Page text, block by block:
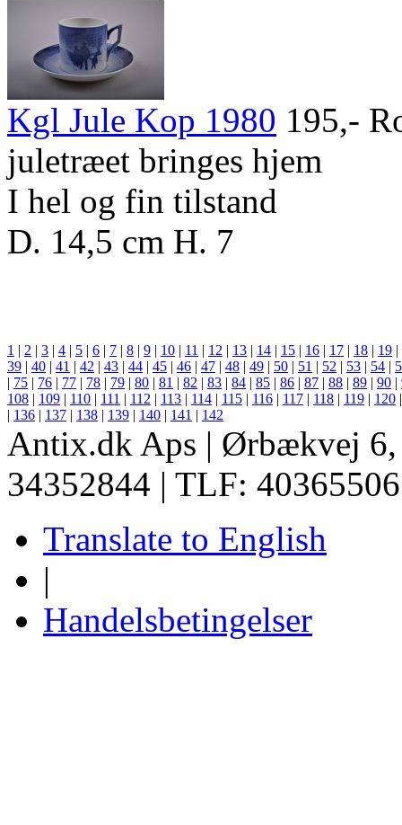
Kgl Jule Kop 1980 195,-
juletræet bringes hjem
I hel og fin tilstand
D. 14,5 cm H. 7
1 | 2 | 3 | 4 | 5 | 6 | 7 | 8 | 9 | 10 | 11 | 12 | 13 | 14 | 15 | 16 | 17 | 18 | 19 |
39 | 40 | 41 | 42 | 43 | 44 | 45 | 46 | 47 | 48 | 49 | 50 | 51 | 52 | 53 | 54 |
| 75 | 76 | 77 | 78 | 79 | 80 | 81 | 82 | 83 | 84 | 85 | 86 | 87 | 88 | 89 | 90 |
108 | 109 | 110 | 111 | 112 | 113 | 114 | 115 | 116 | 117 | 118 | 119 | 120
| 136 | 137 | 138 | 139 | 140 | 141 | 142
Antix.dk Aps | Ørbækvej
34352844 | TLF:
Translate to English
|
Handelsbetingelser